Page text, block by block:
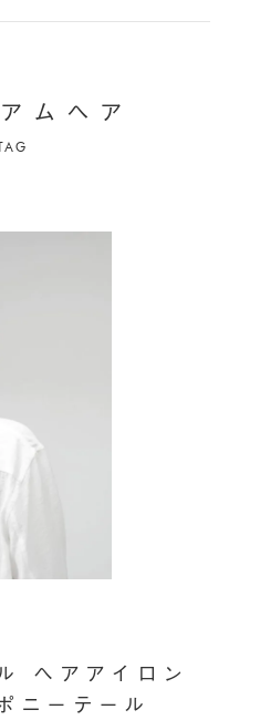
ア ム ヘ ア
ヘアアイロン
ニーテール